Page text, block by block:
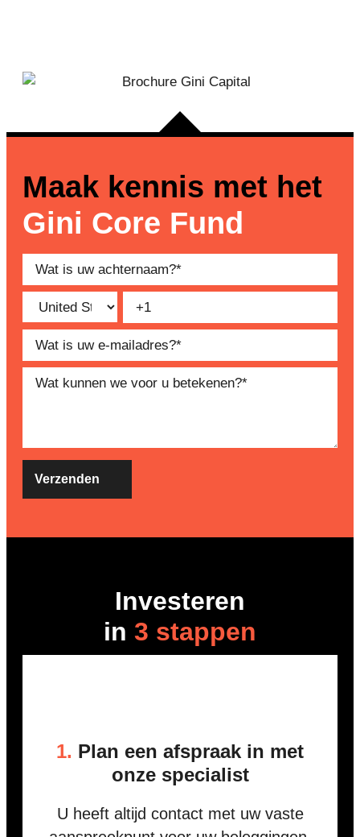
Maak kennis met het
Gini Core Fund
Investeren
in 3 stappen
1. Plan een afspraak in met
onze specialist
U heeft altijd contact met uw vaste